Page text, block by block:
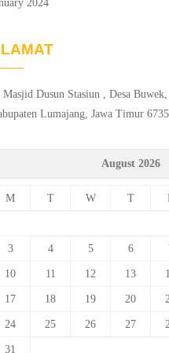
2024
Masjid Dusun Stasiun , Desa
Lumajang, Jawa Timur
August 2026
M T W T
3 4 5 6
10 11 12 13
17 18 19 20
24 25 26 27
31